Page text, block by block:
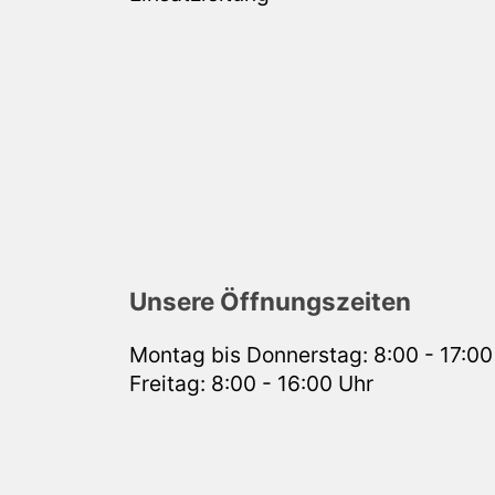
Unsere Öffnungszeiten
Montag bis Donnerstag: 8:00 -
Freitag: 8:00 - 16:00 Uhr